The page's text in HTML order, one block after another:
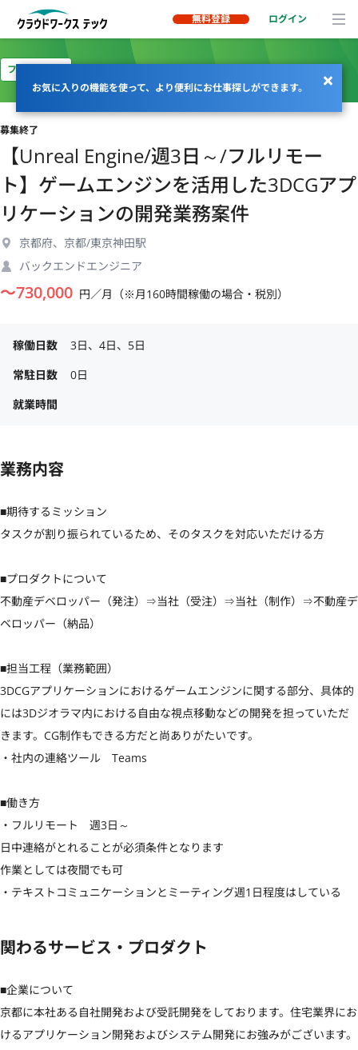
無料登録 ログイン
お気に入りの機能を使って、より便利にお仕事探しができます。
フルリモート
募集終了
【Unreal Engine/週3日～/フルリモー
ト】ゲームエンジンを活用した3DCGアプ
リケーションの開発業務案件
京都府、京都/東京神田駅
バックエンドエンジニア
〜730,000 円／月（※月160時間稼働の場合・税別）
稼働日数
3日、4日、5日
常駐日数
0日
就業時間
業務内容
■期待するミッション
タスクが割り振られているため、そのタスクを対応いただける方
■プロダクトについて
不動産デベロッパー（発注）⇒当社（受注）⇒当社（制作）⇒不動産デ
ベロッパー（納品）
■担当工程（業務範囲）
3DCGアプリケーションにおけるゲームエンジンに関する部分、具体的
には3Dジオラマ内における自由な視点移動などの開発を担っていただ
きます。CG制作もできる方だと尚ありがたいです。
・社内の連絡ツール　Teams
■働き方
・フルリモート　週3日～
日中連絡がとれることが必須条件となります
作業としては夜間でも可
・テキストコミュニケーションとミーティング週1日程度はしている
関わるサービス・プロダクト
■企業について
京都に本社ある自社開発および受託開発をしております。住宅業界にお
けるアプリケーション開発およびシステム開発にお強みがございます。